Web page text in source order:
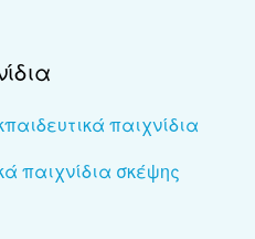
παιχνίδια
παιχνίδια σκέψης